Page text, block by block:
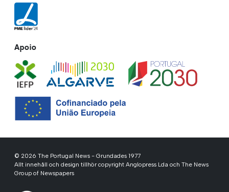
Apoio
© 2026 The Portugal News - Grundades 1977
Allt innehåll och design tillhör copyright Anglopress Lda och The News
Group of Newspapers